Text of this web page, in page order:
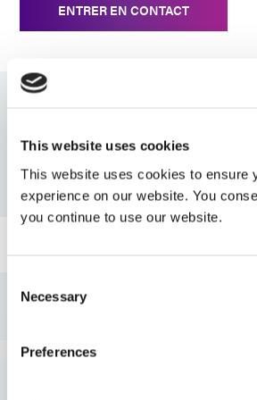
This website uses cookies
This website uses cookies to ensure
experience on our website. You
you continue to use our website.
Selection
Necessary
Preferences
ENTRER EN CONTACT
PDS: 1404-M-UR
Guide : Assemblage de dispositif
Guide : Assemblage de dispositif